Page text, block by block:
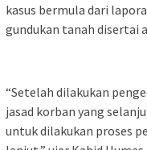
kasus bermula dari
gundukan tanah disertai
“Setelah dilakukan
jasad korban yang
untuk dilakukan proses